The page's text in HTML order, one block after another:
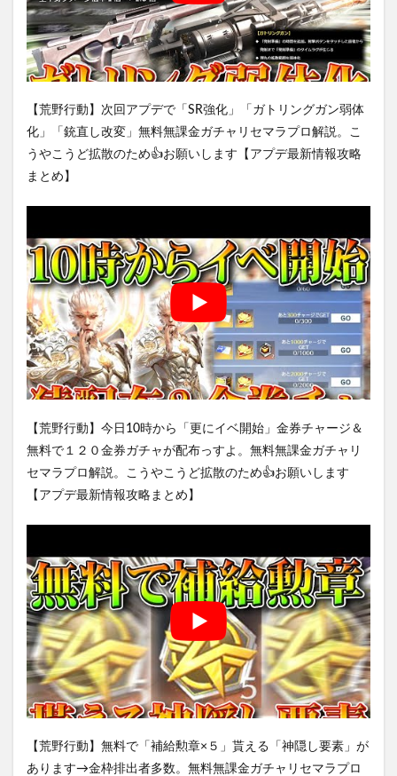
【荒野行動】次回アプデで「SR強化」「ガトリングガン弱体
化」「銃直し改変」無料無課金ガチャリセマラプロ解説。こ
うやこうど拡散のため👍お願いします【アプデ最新情報攻略
まとめ】
【荒野行動】今日10時から「更にイベ開始」金券チャージ＆
無料で１２０金券ガチャが配布っすよ。無料無課金ガチャリ
セマラプロ解説。こうやこうど拡散のため👍お願いします
【アプデ最新情報攻略まとめ】
【荒野行動】無料で「補給勲章×５」貰える「神隠し要素」が
あります→金枠排出者多数。無料無課金ガチャリセマラプロ